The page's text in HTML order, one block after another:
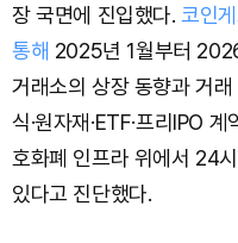
장 국면에 진입했다.코인
통해 2025년 1월부터
거래소의 상장 동향과 거
식·원자재·ETF·프리IPO
호화폐 인프라 위에서 24
있다고 진단했다.